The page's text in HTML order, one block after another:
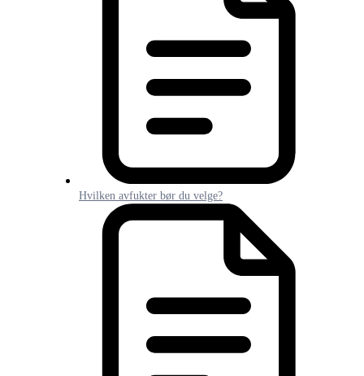
Hvilken avfukter bør du velge?